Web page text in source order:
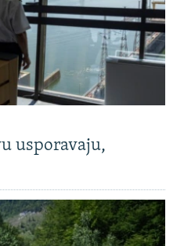
usporavaju,